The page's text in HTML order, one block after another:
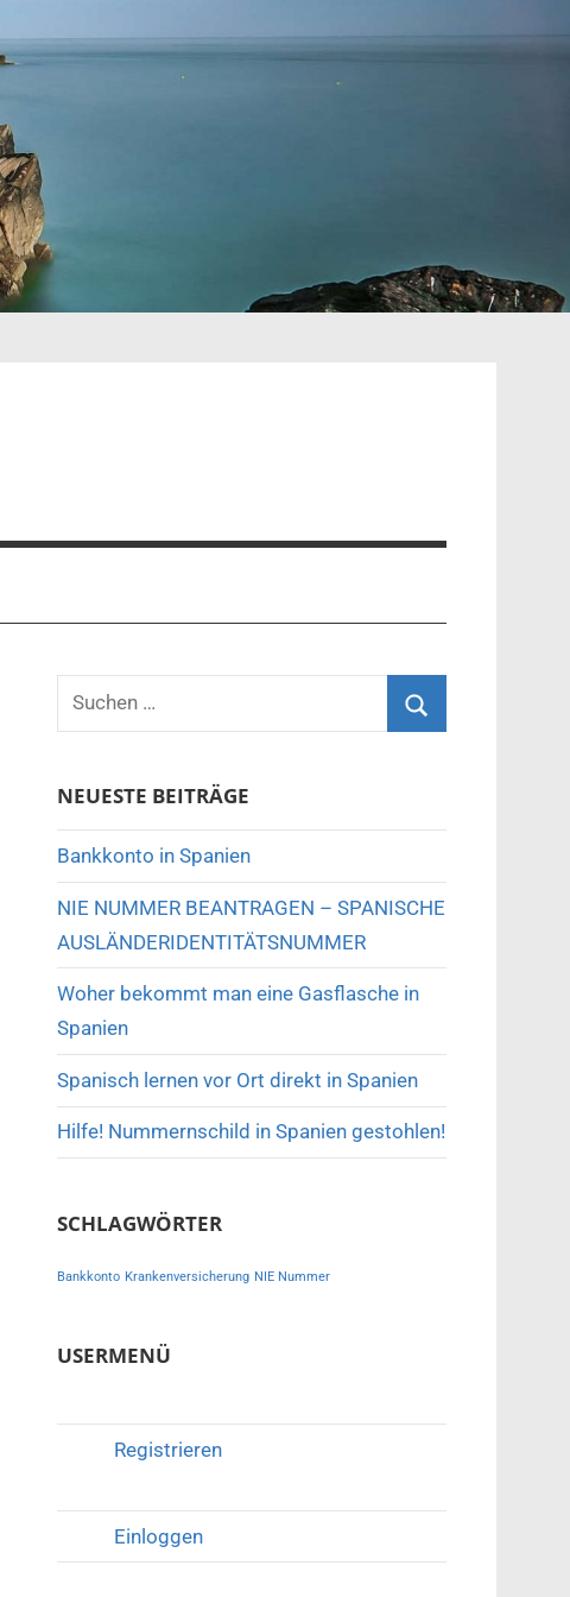
NEUESTE BEITRÄGE
Bankkonto in Spanien
NIE NUMMER BEANTRAGEN – SPANISCHE
AUSLÄNDERIDENTITÄTSNUMMER
Woher bekommt man eine Gasflasche in
Spanien
Spanisch lernen vor Ort direkt in Spanien
Hilfe! Nummernschild in Spanien gestohlen!
SCHLAGWÖRTER
Bankkonto Krankenversicherung NIE Nummer
USERMENÜ
Registrieren
Einloggen